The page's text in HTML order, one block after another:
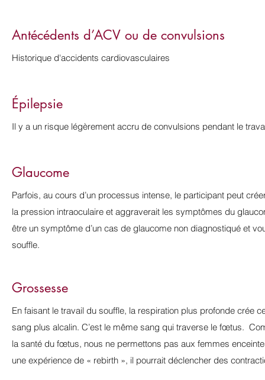
Antécédents d’ACV ou de convulsions
Historique d'accidents cardiovasculaires
Épilepsie
Il y a un risque légèrement accru de convulsions pendant le
Glaucome
Parfois, au cours d’un processus intense, le participant peut
la pression intraoculaire et aggraverait les symptômes du
être un symptôme d’un cas de glaucome non diagnostiqué et
souffle.
Grossesse
En faisant le travail du souffle, la respiration plus profonde
sang plus alcalin. C’est le même sang qui traverse le fœtus.
la santé du fœtus, nous ne permettons pas aux femmes
une expérience de « rebirth », il pourrait déclencher des